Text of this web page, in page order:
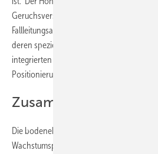
Geruchsverschluss und Sohle der
Fallleitungsabzweig kann bei einigen
deren spezielle Siphonkonstruktion
integrierten Höhenunterschied ist selbst
Positionierung am Fallstrang möglich.
Zusammenfassung
Die bodenebene Duschausführung ist ein
Wachstumspotenzial. Planung und